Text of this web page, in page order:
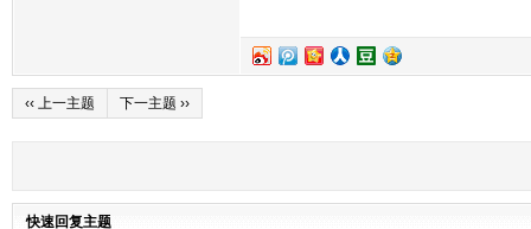
‹‹ 上一主题 下一主题 ››
快速回复主题